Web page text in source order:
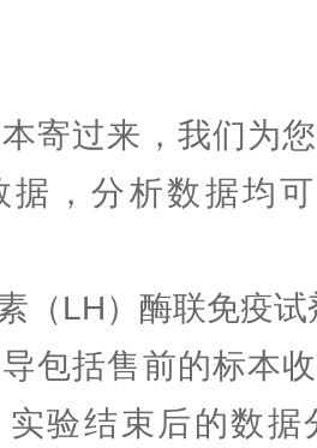
寄过来，我们为
据，分析数据均
（LH）酶联免疫
包括售前的标本
实验结束后的数